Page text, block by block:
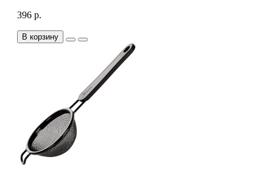
396 р.
В корзину